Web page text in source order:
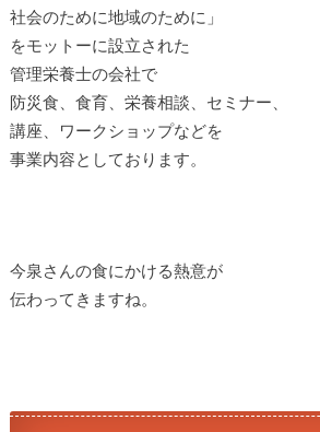
社会のために地域のために」
をモットーに設立された
管理栄養士の会社で
防災食、食育、栄養相談、セミナー、
講座、ワークショップなどを
事業内容としております。
今泉さんの食にかける熱意が
伝わってきますね。